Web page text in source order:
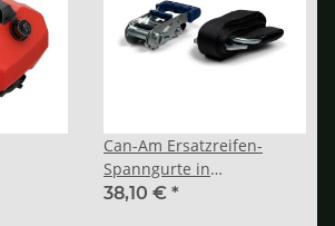
Can-Am Ersatzreifen-
Spanngurte in
Ratschenausführung
38,10 € *